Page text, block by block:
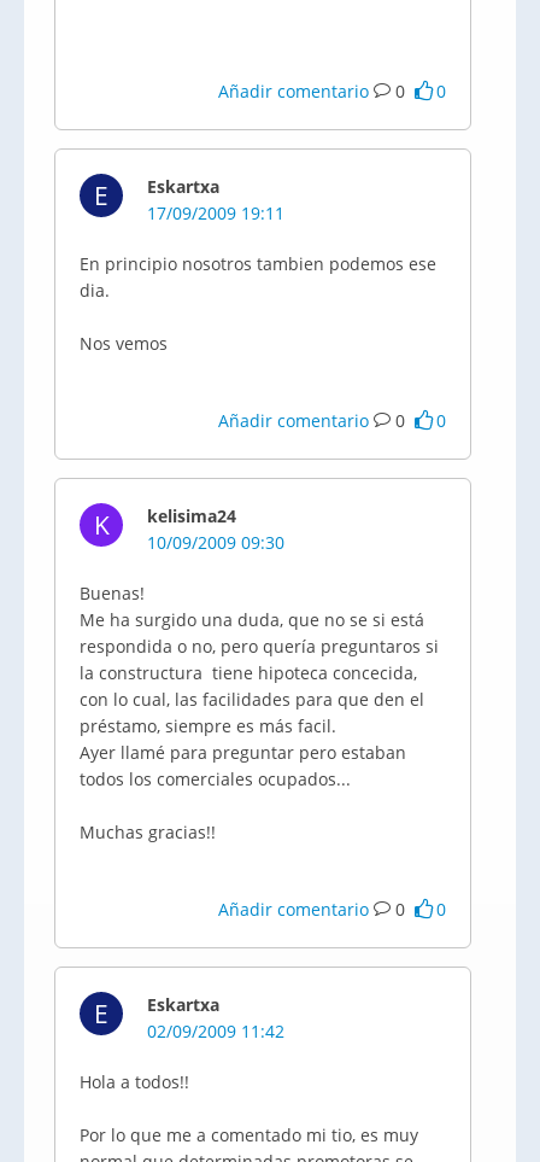
Añadir comentario 0 0
E
Eskartxa
17/09/2009 19:11
En principio nosotros tambien podemos ese
dia.
Nos vemos
Añadir comentario 0 0
K
kelisima24
10/09/2009 09:30
Buenas!
Me ha surgido una duda, que no se si está
respondida o no, pero quería preguntaros si
la constructura tiene hipoteca concecida,
con lo cual, las facilidades para que den el
préstamo, siempre es más facil.
Ayer llamé para preguntar pero estaban
todos los comerciales ocupados...
Muchas gracias!!
Añadir comentario 0 0
E
Eskartxa
02/09/2009 11:42
Hola a todos!!
Por lo que me a comentado mi tio, es muy